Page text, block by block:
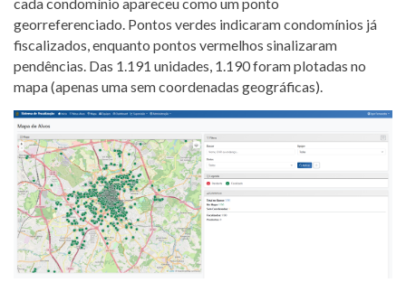
cada condomínio apareceu como um ponto
georreferenciado. Pontos verdes indicaram condomínios já
fiscalizados, enquanto pontos vermelhos sinalizaram
pendências. Das 1.191 unidades, 1.190 foram plotadas no
mapa (apenas uma sem coordenadas geográficas).